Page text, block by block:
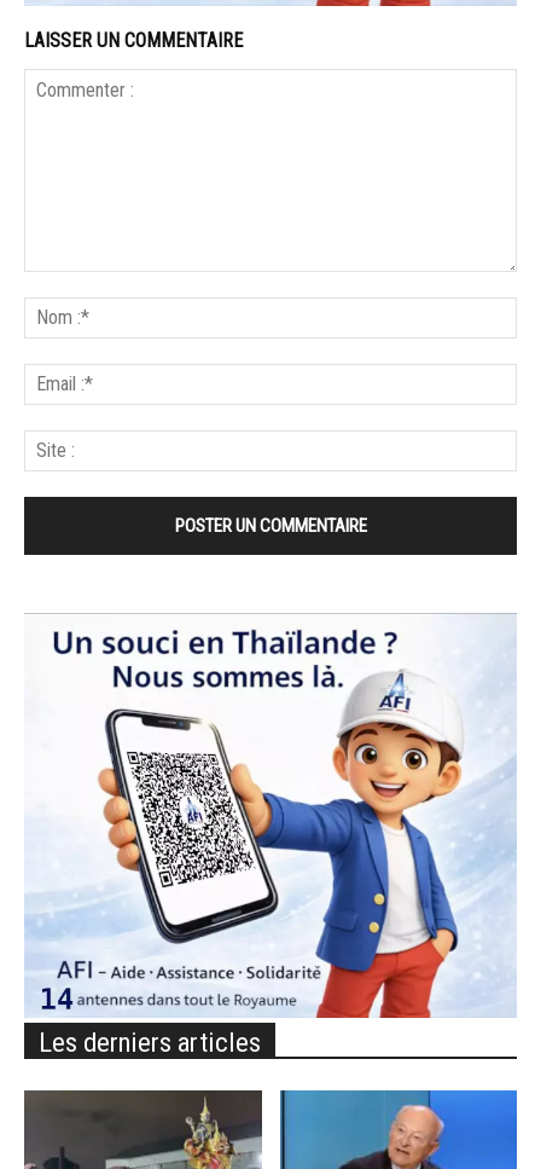
LAISSER UN COMMENTAIRE
Les derniers articles